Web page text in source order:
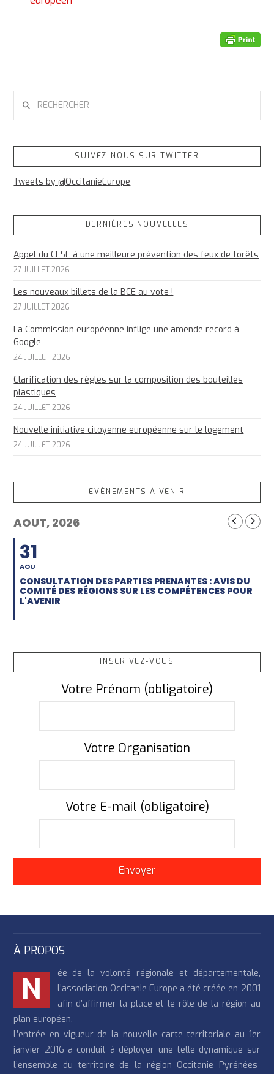
SUIVEZ-NOUS SUR TWITTER
Tweets by @OccitanieEurope
DERNIÈRES NOUVELLES
Appel du CESE à une meilleure prévention des feux de forêts
27 JUILLET 2026
Les nouveaux billets de la BCE au vote !
27 JUILLET 2026
La Commission européenne inflige une amende record à
Google
24 JUILLET 2026
Clarification des règles sur la composition des bouteilles
plastiques
24 JUILLET 2026
Nouvelle initiative citoyenne européenne sur le logement
24 JUILLET 2026
EVÈNEMENTS À VENIR
AOUT, 2026
31
AOU
CONSULTATION DES PARTIES PRENANTES : AVIS DU
COMITÉ DES RÉGIONS SUR LES COMPÉTENCES POUR
L'AVENIR
INSCRIVEZ-VOUS
Votre Prénom (obligatoire)
Votre Organisation
Votre E-mail (obligatoire)
À PROPOS
N
ée de la volonté régionale et départementale,
l’association Occitanie Europe a été créée en 2001
afin d’affirmer la place et le rôle de la région au
plan européen.
L’entrée en vigueur de la nouvelle carte territoriale au 1er
janvier 2016 a conduit à déployer une telle dynamique sur
l’ensemble du territoire de la région Occitanie Pyrénées-